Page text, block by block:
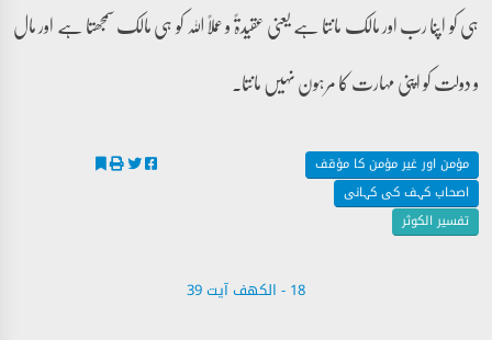
ہی کو اپنا رب اور مالک مانتا ہے یعنی عقیدۃً و عملًا اللہ کو ہی مالک سمجھتا ہے اور مال
و دولت کو اپنی مہارت کا مرہون نہیں مانتا۔
مؤمن اور غیر مؤمن کا مؤقف
اصحاب کہف کی کہانی
تفسیر الکوثر
18 - ‎الكهف آیت 39